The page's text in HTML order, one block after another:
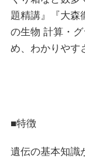
題精講』『大森
の生物 計算・
め、わかりやす
■特徴
遺伝の基本知識